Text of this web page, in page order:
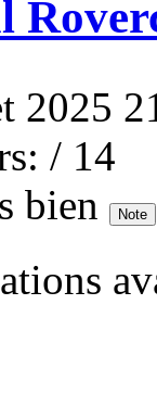
2025
/ 14
bien